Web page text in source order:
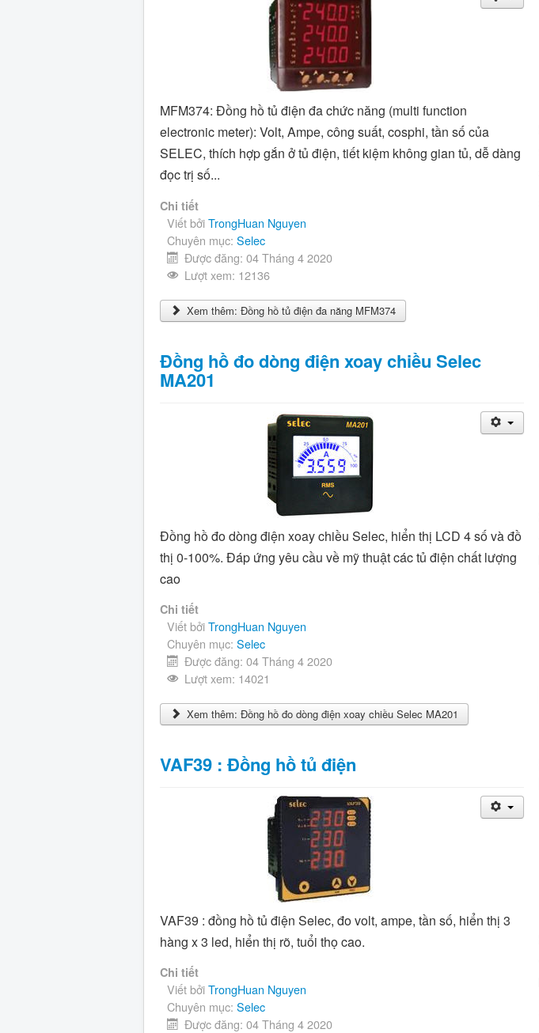
MFM374: Đồng hồ tủ điện đa chức năng (multi function
electronic meter): Volt, Ampe, công suất, cosphi, tần số của
SELEC, thích hợp gắn ở tủ điện, tiết kiệm không gian tủ, dễ dàng
đọc trị số...
Chi tiết
Viết bởiTrongHuan Nguyen
Chuyên mục: Selec
Được đăng: 04 Tháng 4 2020
Lượt xem: 12136
Xem thêm: Đồng hồ tủ điện đa năng MFM374
Đồng hồ đo dòng điện xoay chiều Selec
MA201
Đồng hồ đo dòng điện xoay chiều Selec, hiển thị LCD 4 số và đồ
thị 0-100%. Đáp ứng yêu cầu về mỹ thuật các tủ điện chất lượng
cao
Chi tiết
Viết bởiTrongHuan Nguyen
Chuyên mục: Selec
Được đăng: 04 Tháng 4 2020
Lượt xem: 14021
Xem thêm: Đồng hồ đo dòng điện xoay chiều Selec MA201
VAF39 : Đồng hồ tủ điện
VAF39 : đồng hồ tủ điện Selec, đo volt, ampe, tần số, hiển thị 3
hàng x 3 led, hiển thị rõ, tuổi thọ cao.
Chi tiết
Viết bởiTrongHuan Nguyen
Chuyên mục: Selec
Được đăng: 04 Tháng 4 2020